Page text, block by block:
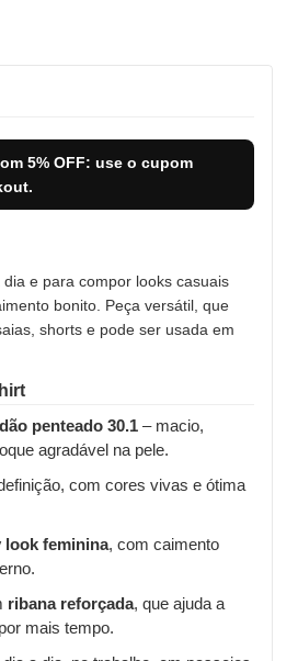
5% OFF: use o cupom
dia e para compor looks casuais
bonito. Peça versátil, que
shorts e pode ser usada em
penteado 30.1 – macio,
agradável na pele.
com cores vivas e ótima
look feminina, com caimento
ribana reforçada, que ajuda a
mais tempo.